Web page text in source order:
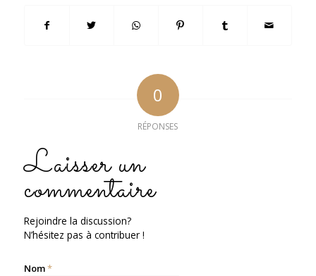
0
RÉPONSES
Laisser un
commentaire
Rejoindre la discussion?
N’hésitez pas à contribuer !
Nom*